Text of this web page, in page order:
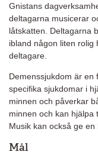
Gnistans
deltagarna musicerar
låtskatten. Deltagarna
ibland någon liten rolig
deltagare.
Demenssjukdom är en
specifika sjukdomar i
minnen och påverkar
minnen och kan hjälpa
Musik kan också ge en
Mål